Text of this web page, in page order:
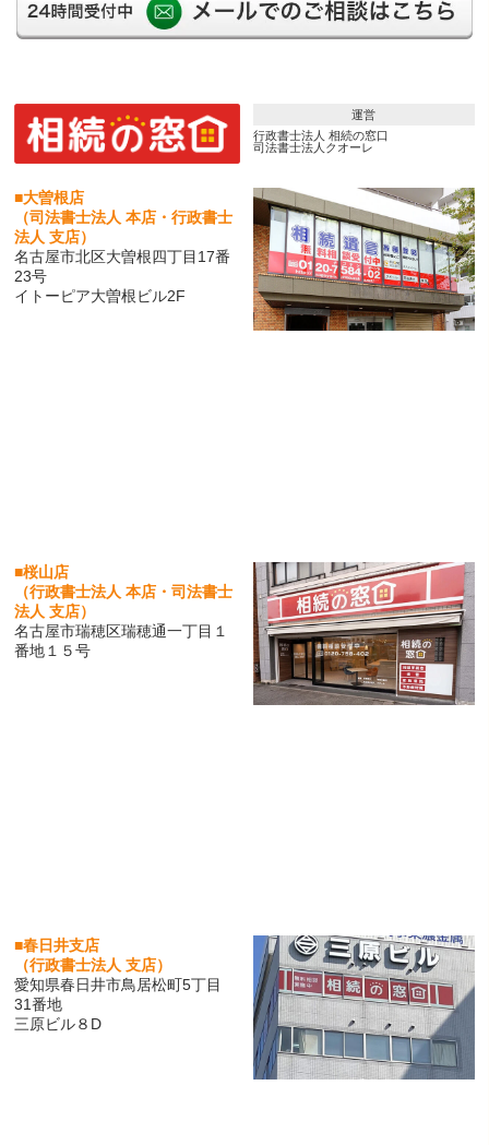
運営
行政書士法人 相続の窓口
司法書士法人クオーレ
■大曽根店
（司法書士法人 本店・行政書士
法人 支店）
名古屋市北区大曽根四丁目17番
23号
イトーピア大曽根ビル2F
■桜山店
（行政書士法人 本店・司法書士
法人 支店）
名古屋市瑞穂区瑞穂通一丁目１
番地１５号
■春日井支店
（行政書士法人 支店）
愛知県春日井市鳥居松町5丁目
31番地
三原ビル８D